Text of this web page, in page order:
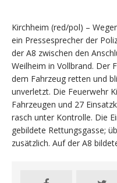
Kirchheim (red/pol) –
ein Pressesprecher der
der A8 zwischen den
Weilheim in Vollbrand. Der
dem Fahrzeug retten und
unverletzt. Die Feuerwehr
Fahrzeugen und 27
rasch unter Kontrolle. Die
gebildete Rettungsgasse;
zusätzlich. Auf der A8